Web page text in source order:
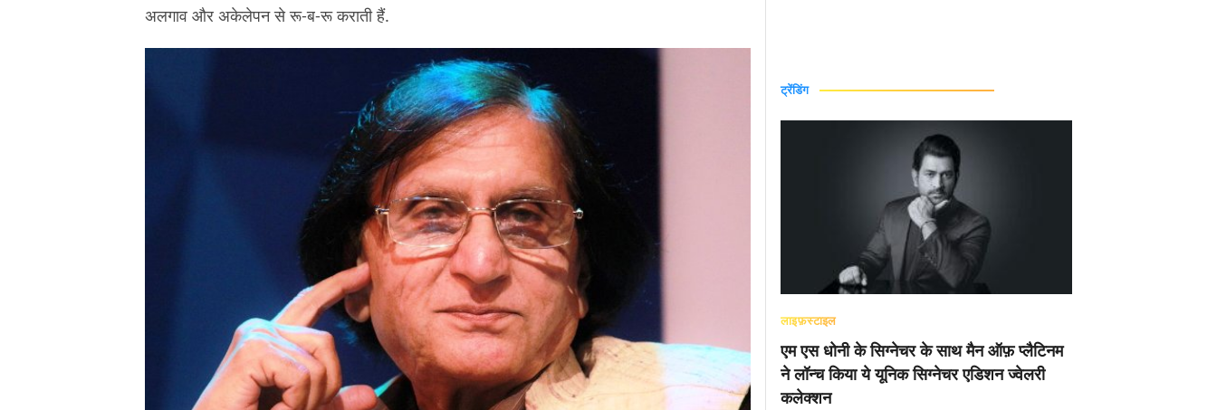
अलगाव और अकेलेपन से रू-ब-रू कराती हैं.
ट्रेंडिंग
लाइफ़स्टाइल
एम एस धोनी के सिग्नेचर के साथ मैन ऑफ़ प्लैटिनम
ने लॉन्च किया ये यूनिक सिग्नेचर एडिशन ज्वेलरी
कलेक्शन